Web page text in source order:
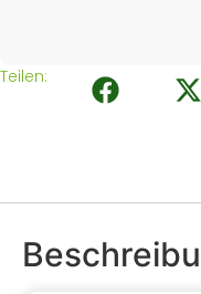
Teilen: